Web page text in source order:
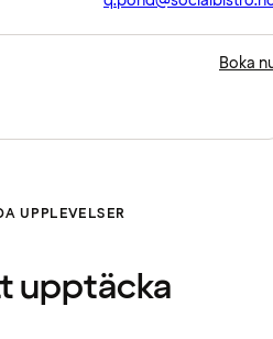
Boka
UPPLEVELSER
upptäcka